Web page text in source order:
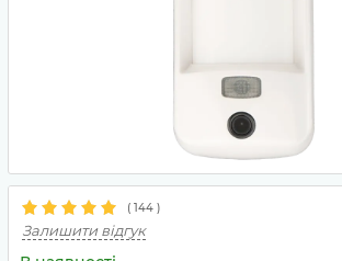
( 144 )
Залишити відгук